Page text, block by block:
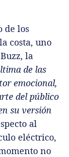
de los
costa, uno
la
de las
emocional,
del público
su versión
al
eléctrico,
no